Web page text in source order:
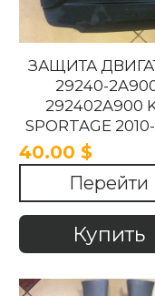
ЗАЩИТА
29240-
292402A900
SPORTAGE
40.00 $
Перейти
Купить